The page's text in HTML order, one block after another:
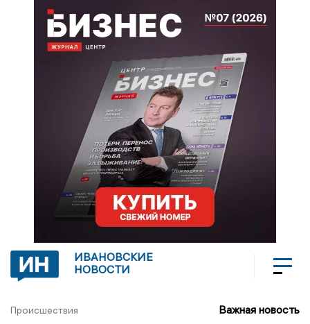
ИВАНОВСКИЕ
НОВОСТИ
Происшествия Важная новость